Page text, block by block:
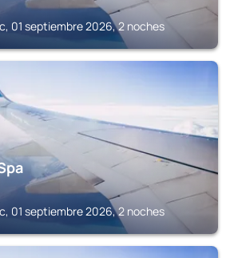
01 septiembre 2026, 2 noches
01 septiembre 2026, 2 noches